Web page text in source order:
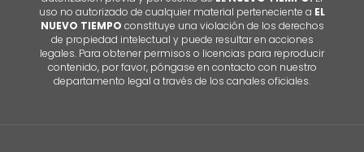
uso no autorizado de cualquier material perteneciente a EL
NUEVO TIEMPO constituye una violación de los derechos
de propiedad intelectual y puede resultar en acciones
legales. Para obtener permisos o licencias para reproducir
contenido, por favor, póngase en contacto con nuestro
departamento legal a través de los canales oficiales.